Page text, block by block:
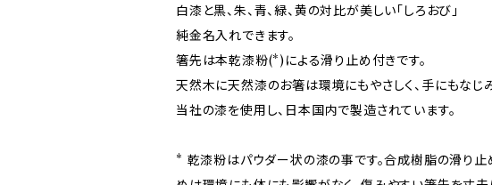
白漆と黒、朱、青、緑、黄の対比が美しい「しろおび」
純金名入れできます。
箸先は本乾漆粉(*)による滑り止め付きです。
天然木に天然漆のお箸は環境にもやさしく、手にもなじ
当社の漆を使用し、日本国内で製造されています。
* 乾漆粉はパウダー状の漆の事です。合成樹脂の滑り